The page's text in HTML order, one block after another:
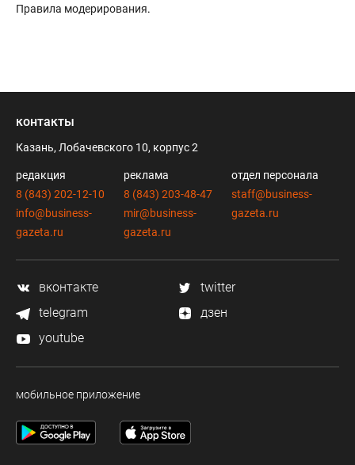
Правила модерирования.
контакты
Казань, Лобачевского 10, корпус 2
редакция
8 (843) 202-12-10
info@business-
gazeta.ru
реклама
8 (843) 203-48-47
mir@business-
gazeta.ru
отдел персонала
staff@business-
gazeta.ru
вконтакте
twitter
telegram
дзен
youtube
мобильное приложение